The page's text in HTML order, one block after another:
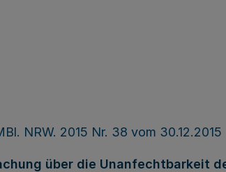
NRW. 2015 Nr. 38 vom 30.12.2015
über die Unanfechtbarkeit